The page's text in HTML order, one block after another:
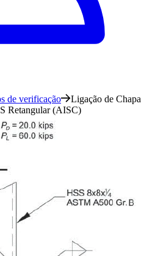
de verificação
Ligação de Chapa
Retangular (AISC)